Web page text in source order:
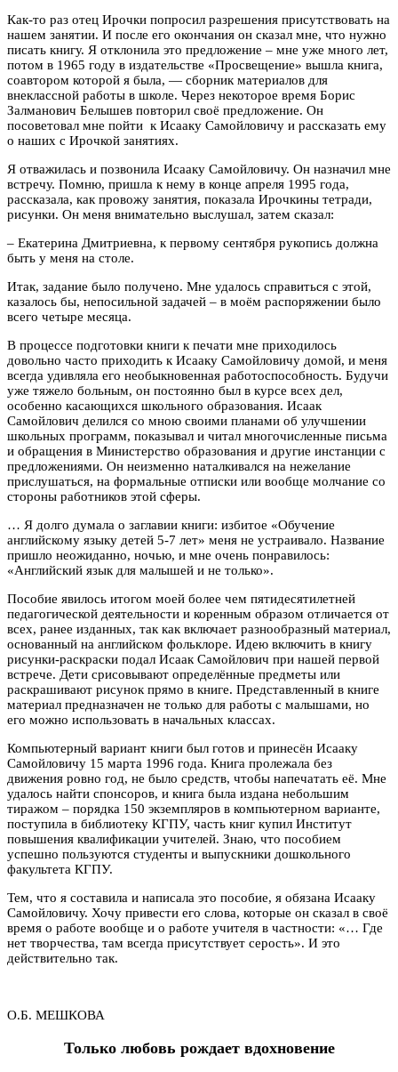
Как-то раз отец Ирочки попросил разрешения присутствовать на
нашем занятии. И после его окончания он сказал мне, что нужно
писать книгу. Я отклонила это предложение – мне уже много лет,
потом в 1965 году в издательстве «Просвещение» вышла книга,
соавтором которой я была, — сборник материалов для
внеклассной работы в школе. Через некоторое время Борис
Залманович Белышев повторил своё предложение. Он
посоветовал мне пойти к Исааку Самойловичу и рассказать ему
о наших с Ирочкой занятиях.
Я отважилась и позвонила Исааку Самойловичу. Он назначил мне
встречу. Помню, пришла к нему в конце апреля 1995 года,
рассказала, как провожу занятия, показала Ирочкины тетради,
рисунки. Он меня внимательно выслушал, затем сказал:
– Екатерина Дмитриевна, к первому сентября рукопись должна
быть у меня на столе.
Итак, задание было получено. Мне удалось справиться с этой,
казалось бы, непосильной задачей – в моём распоряжении было
всего четыре месяца.
В процессе подготовки книги к печати мне приходилось
довольно часто приходить к Исааку Самойловичу домой, и меня
всегда удивляла его необыкновенная работоспособность. Будучи
уже тяжело больным, он постоянно был в курсе всех дел,
особенно касающихся школьного образования. Исаак
Самойлович делился со мною своими планами об улучшении
школьных программ, показывал и читал многочисленные письма
и обращения в Министерство образования и другие инстанции с
предложениями. Он неизменно наталкивался на нежелание
прислушаться, на формальные отписки или вообще молчание со
стороны работников этой сферы.
… Я долго думала о заглавии книги: избитое «Обучение
английскому языку детей 5-7 лет» меня не устраивало. Название
пришло неожиданно, ночью, и мне очень понравилось:
«Английский язык для малышей и не только».
Пособие явилось итогом моей более чем пятидесятилетней
педагогической деятельности и коренным образом отличается от
всех, ранее изданных, так как включает разнообразный материал,
основанный на английском фольклоре. Идею включить в книгу
рисунки-раскраски подал Исаак Самойлович при нашей первой
встрече. Дети срисовывают определённые предметы или
раскрашивают рисунок прямо в книге. Представленный в книге
материал предназначен не только для работы с малышами, но
его можно использовать в начальных классах.
Компьютерный вариант книги был готов и принесён Исааку
Самойловичу 15 марта 1996 года. Книга пролежала без
движения ровно год, не было средств, чтобы напечатать её. Мне
удалось найти спонсоров, и книга была издана небольшим
тиражом – порядка 150 экземпляров в компьютерном варианте,
поступила в библиотеку КГПУ, часть книг купил Институт
повышения квалификации учителей. Знаю, что пособием
успешно пользуются студенты и выпускники дошкольного
факультета КГПУ.
Тем, что я составила и написала это пособие, я обязана Исааку
Самойловичу. Хочу привести его слова, которые он сказал в своё
время о работе вообще и о работе учителя в частности: «… Где
нет творчества, там всегда присутствует серость». И это
действительно так.
О.Б. МЕШКОВА
Только любовь рождает вдохновение